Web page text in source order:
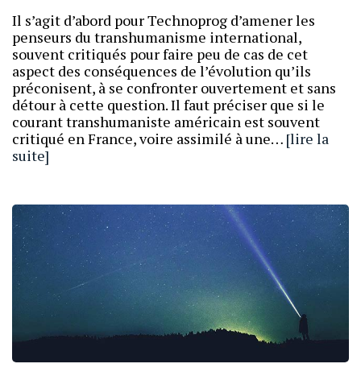
Il s’agit d’abord pour Technoprog d’amener les
penseurs du transhumanisme international,
souvent critiqués pour faire peu de cas de cet
aspect des conséquences de l’évolution qu’ils
préconisent, à se confronter ouvertement et sans
détour à cette question. Il faut préciser que si le
courant transhumaniste américain est souvent
critiqué en France, voire assimilé à une… [lire la
suite]